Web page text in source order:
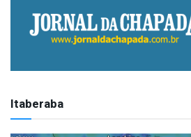
Itaberaba